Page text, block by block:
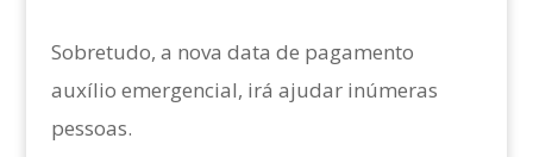
Sobretudo, a nova data de pagamento
auxílio emergencial, irá ajudar inúmeras
pessoas.